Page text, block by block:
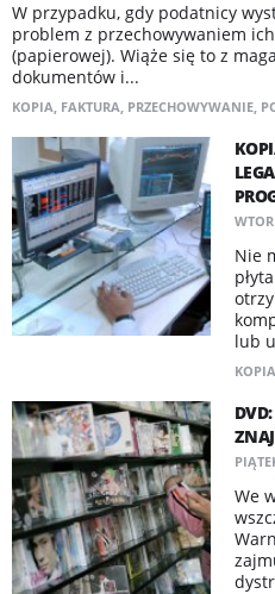
W przypadku, gdy podatnicy
problem z przechowywaniem
(papierowej). Wiąże się to z
dokumentów i...
KOPIA, FAKTURA, PRZECHOWYWANIE,
Nie
lub
KOPIA
We